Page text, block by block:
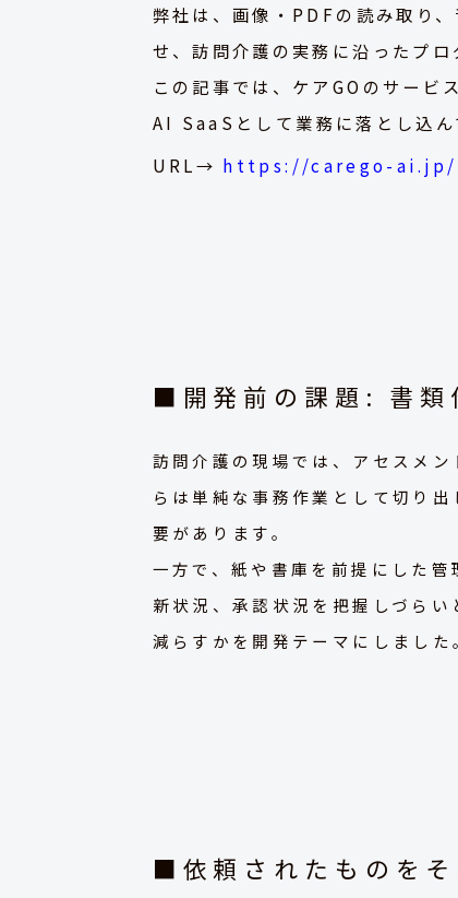
弊社は、画像・PDFの読み取り
せ、訪問介護の実務に沿ったプロ
この記事では、ケアGOのサービ
AI SaaSとして業務に落とし込ん
URL→ https://carego-ai.jp/
■開発前の課題: 書類
訪問介護の現場では、アセスメ
らは単純な事務作業として切り
要があります。
一方で、紙や書庫を前提にした
新状況、承認状況を把握しづら
減らすかを開発テーマにしました
■依頼されたものをそ